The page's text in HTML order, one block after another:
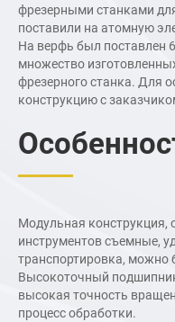
спроектируем, какой
режим привода и
какой режим
установки.
фрезерными станками
поставили на атомную
На верфь был поставлен
множество
фрезерного станка. Для
конструкцию с
Модульная конструкция,
инструментов съемные,
транспортировка, можно
Высокоточный
высокая точность
процесс обработки.